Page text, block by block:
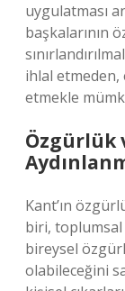
uygulatması
başkalarının
ihlal etmeden,
etmekle
Özgürlük
Kant’ın
biri,
bireysel
olabileceğini